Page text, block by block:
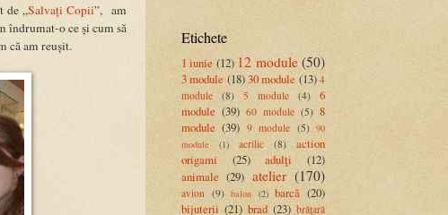
de „Salvați Copii”, am
îndrumat-o ce și cum să
că am reușit.
Etichete
1 iunie (12) 12 module (50)
3 module (18)30 module (13) 4
module
(8) 5 module (4)
6
module (39) 60 module (5) 8
module (39) 9 module (5) 90
module
(1) acrilic (8)
action
origami
(25) adulţi
(12)
animale (29) atelier (170)
avion (9) balon (2) barcă (20)
bijuterii (21) brad (23) brăţară